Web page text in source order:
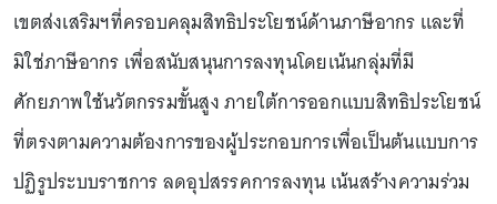
เขตส่งเสริมฯที่ครอบคลุมสิทธิประโยชน์ด้านภาษีอากร และที่
มิใช่ภาษีอากร เพื่อสนับสนุนการลงทุนโดยเน้นกลุ่มที่มี
ศักยภาพใช้นวัตกรรมขั้นสูง ภายใต้การออกแบบสิทธิประโยชน์
ที่ตรงตามความต้องการของผู้ประกอบการเพื่อเป็นต้นแบบการ
ปฏิรูประบบราชการ ลดอุปสรรคการลงทุน เน้นสร้างความร่วม